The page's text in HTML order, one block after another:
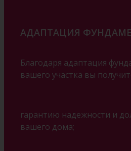
АДАПТАЦИЯ
Благодаря адаптация
вашего участка вы
гарантию надежности и
вашего дома;